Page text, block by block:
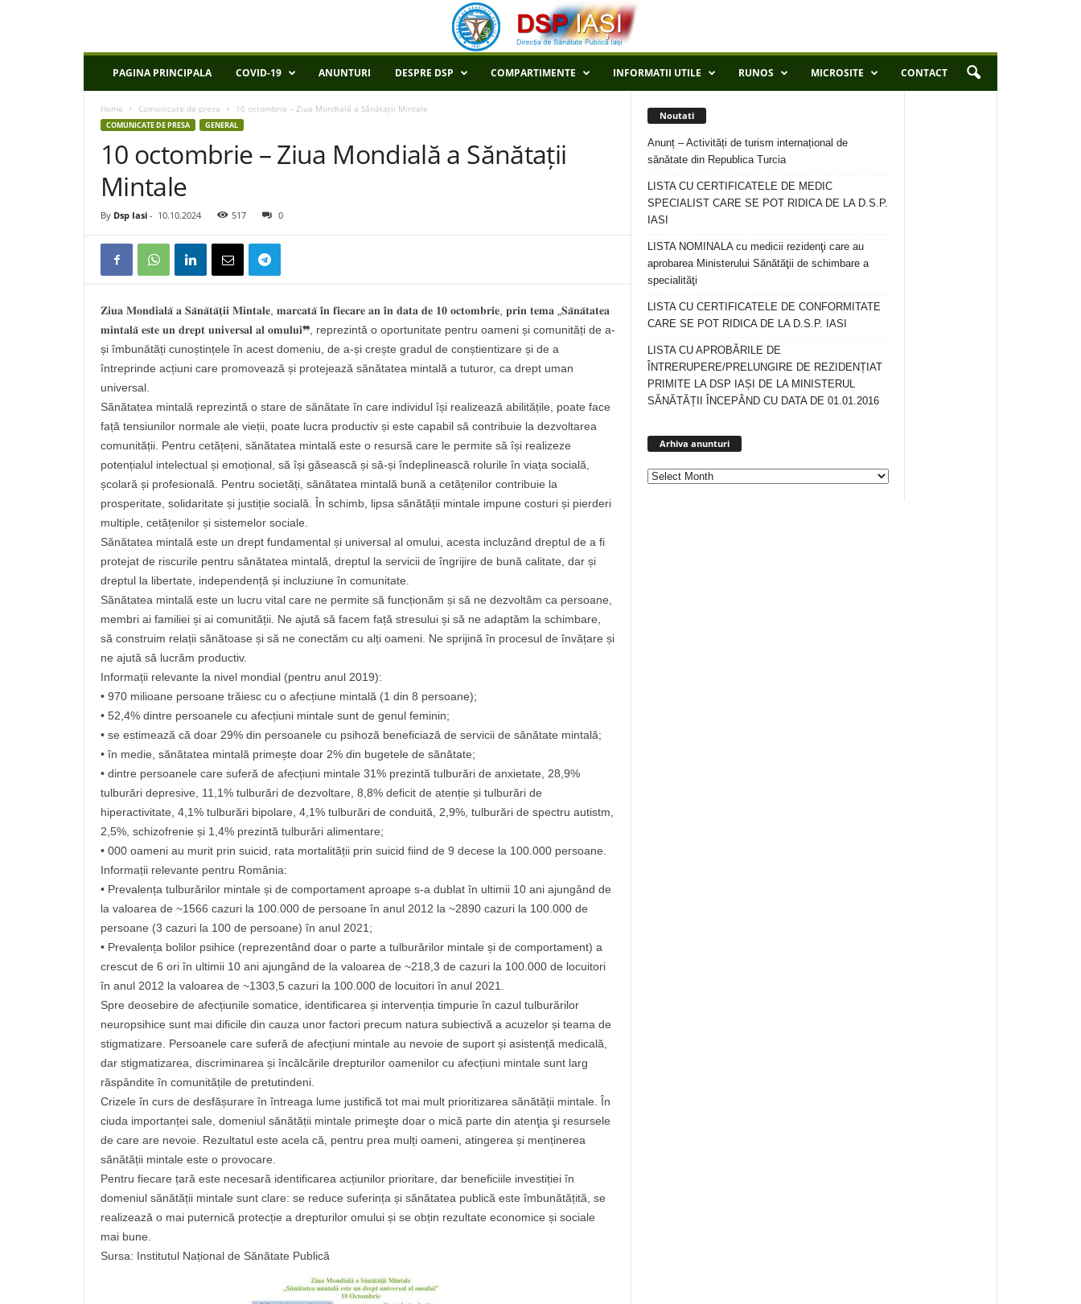
P
PAGINA PRINCIPALA COVID-19 ANUNTURI DESPRE DSP COMPARTIMENTE INFORMATII UTILE RUNOS MICROSITE CONTACT
Home Comunicate de presa 10 octombrie – Ziua Mondială a Sănătații Mintale
COMUNICATE DE PRESA GENERAL
10 octombrie – Ziua Mondială a Sănătații
Mintale
By Dsp Iasi - 10.10.2024 517 0
𝐙𝐢𝐮𝐚 𝐌𝐨𝐧𝐝𝐢𝐚𝐥𝐚̆ 𝐚 𝐒𝐚̆𝐧𝐚̆𝐭𝐚̆𝐭̗𝐢𝐢 𝐌𝐢𝐧𝐭𝐚𝐥𝐞, 𝐦𝐚𝐫𝐜𝐚𝐭𝐚̆ 𝐢̂𝐧 𝐟𝐢𝐞𝐜𝐚𝐫𝐞 𝐚𝐧 𝐢̂𝐧 𝐝𝐚𝐭𝐚 𝐝𝐞 𝟏𝟎 𝐨𝐜𝐭𝐨𝐦𝐛𝐫𝐢𝐞, 𝐩𝐫𝐢𝐧 𝐭𝐞𝐦𝐚 „𝐒𝐚̆𝐧𝐚̆𝐭𝐚𝐭𝐞𝐚
𝐦𝐢𝐧𝐭𝐚𝐥𝐚̆ 𝐞𝐬𝐭𝐞 𝐮𝐧 𝐝𝐫𝐞𝐩𝐭 𝐮𝐧𝐢𝐯𝐞𝐫𝐬𝐚𝐥 𝐚𝐥 𝐨𝐦𝐮𝐥𝐮𝐢❞, reprezintă o oportunitate pentru oameni și comunități de a-
și îmbunătăți cunoștințele în acest domeniu, de a-și crește gradul de conștientizare și de a
întreprinde acțiuni care promovează și protejează sănătatea mintală a tuturor, ca drept uman
universal.
Sănătatea mintală reprezintă o stare de sănătate în care individul își realizează abilitățile, poate face
față tensiunilor normale ale vieții, poate lucra productiv și este capabil să contribuie la dezvoltarea
comunității. Pentru cetățeni, sănătatea mintală este o resursă care le permite să își realizeze
potențialul intelectual și emoțional, să își găsească și să-și îndeplinească rolurile în viața socială,
școlară și profesională. Pentru societăți, sănătatea mintală bună a cetățenilor contribuie la
prosperitate, solidaritate și justiție socială. În schimb, lipsa sănătății mintale impune costuri și pierderi
multiple, cetățenilor și sistemelor sociale.
Sănătatea mintală este un drept fundamental și universal al omului, acesta incluzând dreptul de a fi
protejat de riscurile pentru sănătatea mintală, dreptul la servicii de îngrijire de bună calitate, dar și
dreptul la libertate, independență și incluziune în comunitate.
Sănătatea mintală este un lucru vital care ne permite să funcționăm și să ne dezvoltăm ca persoane,
membri ai familiei și ai comunității. Ne ajută să facem față stresului și să ne adaptăm la schimbare,
să construim relații sănătoase și să ne conectăm cu alți oameni. Ne sprijină în procesul de învățare și
ne ajută să lucrăm productiv.
Informații relevante la nivel mondial (pentru anul 2019):
• 970 milioane persoane trăiesc cu o afecțiune mintală (1 din 8 persoane);
• 52,4% dintre persoanele cu afecțiuni mintale sunt de genul feminin;
• se estimează că doar 29% din persoanele cu psihoză beneficiază de servicii de sănătate mintală;
• în medie, sănătatea mintală primește doar 2% din bugetele de sănătate;
• dintre persoanele care suferă de afecțiuni mintale 31% prezintă tulburări de anxietate, 28,9%
tulburări depresive, 11,1% tulburări de dezvoltare, 8,8% deficit de atenție și tulburări de
hiperactivitate, 4,1% tulburări bipolare, 4,1% tulburări de conduită, 2,9%, tulburări de spectru autistm,
2,5%, schizofrenie și 1,4% prezintă tulburări alimentare;
• 000 oameni au murit prin suicid, rata mortalității prin suicid fiind de 9 decese la 100.000 persoane.
Informații relevante pentru România:
• Prevalența tulburărilor mintale și de comportament aproape s-a dublat în ultimii 10 ani ajungând de
la valoarea de ~1566 cazuri la 100.000 de persoane în anul 2012 la ~2890 cazuri la 100.000 de
persoane (3 cazuri la 100 de persoane) în anul 2021;
• Prevalența bolilor psihice (reprezentând doar o parte a tulburărilor mintale și de comportament) a
crescut de 6 ori în ultimii 10 ani ajungând de la valoarea de ~218,3 de cazuri la 100.000 de locuitori
în anul 2012 la valoarea de ~1303,5 cazuri la 100.000 de locuitori în anul 2021.
Spre deosebire de afecțiunile somatice, identificarea și intervenția timpurie în cazul tulburărilor
neuropsihice sunt mai dificile din cauza unor factori precum natura subiectivă a acuzelor și teama de
stigmatizare. Persoanele care suferă de afecțiuni mintale au nevoie de suport și asistență medicală,
dar stigmatizarea, discriminarea și încălcările drepturilor oamenilor cu afecțiuni mintale sunt larg
răspândite în comunitățile de pretutindeni.
Crizele în curs de desfășurare în întreaga lume justifică tot mai mult prioritizarea sănătății mintale. În
ciuda importanței sale, domeniul sănătății mintale primeşte doar o mică parte din atenţia şi resursele
de care are nevoie. Rezultatul este acela că, pentru prea mulți oameni, atingerea și menținerea
sănătății mintale este o provocare.
Pentru fiecare țară este necesară identificarea acțiunilor prioritare, dar beneficiile investiției în
domeniul sănătății mintale sunt clare: se reduce suferința și sănătatea publică este îmbunătățită, se
realizează o mai puternică protecție a drepturilor omului și se obțin rezultate economice și sociale
mai bune.
Sursa: Institutul Național de Sănătate Publică
Noutati
Anunț – Activități de turism internațional de
sănătate din Republica Turcia
LISTA CU CERTIFICATELE DE MEDIC
SPECIALIST CARE SE POT RIDICA DE LA D.S.P.
IASI
LISTA NOMINALA cu medicii rezidenţi care au
aprobarea Ministerului Sănătăţii de schimbare a
specialităţi
LISTA CU CERTIFICATELE DE CONFORMITATE
CARE SE POT RIDICA DE LA D.S.P. IASI
LISTA CU APROBĂRILE DE
ÎNTRERUPERE/PRELUNGIRE DE REZIDENȚIAT
PRIMITE LA DSP IAȘI DE LA MINISTERUL
SĂNĂTĂȚII ÎNCEPÂND CU DATA DE 01.01.2016
Arhiva anunturi